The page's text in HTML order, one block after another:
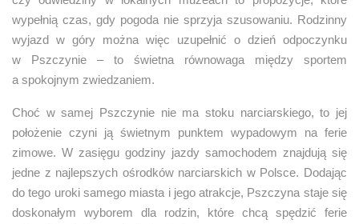
wypełnią czas, gdy pogoda nie sprzyja szusowaniu. Rodzinny
wyjazd w góry można więc uzupełnić o dzień odpoczynku
w Pszczynie – to świetna równowaga między sportem
a spokojnym zwiedzaniem.
Choć w samej Pszczynie nie ma stoku narciarskiego, to jej
położenie czyni ją świetnym punktem wypadowym na ferie
zimowe. W zasięgu godziny jazdy samochodem znajdują się
jedne z najlepszych ośrodków narciarskich w Polsce. Dodając
do tego uroki samego miasta i jego atrakcje, Pszczyna staje się
doskonałym wyborem dla rodzin, które chcą spędzić ferie